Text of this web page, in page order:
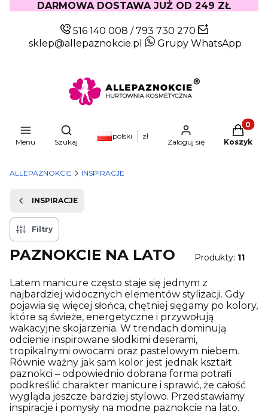
DARMOWA DOSTAWA JUŻ OD 249 ZŁ
516 140 008 /793 730 270
sklep@allepaznokcie.pl
Grupy WhatsApp
Menu
Otwórz wyszukiwarkę
Szukaj
polski zł
Zaloguj się Koszyk
ALLEPAZNOKCIE INSPIRACJE
INSPIRACJE
Filtry
PAZNOKCIE NA LATO Produkty: 11
Latem manicure często staje się jednym z
najbardziej widocznych elementów stylizacji. Gdy
pojawia się więcej słońca, chętniej sięgamy po kolory,
które są świeże, energetyczne i przywołują
wakacyjne skojarzenia. W trendach dominują
odcienie inspirowane słodkimi deserami,
tropikalnymi owocami oraz pastelowym niebem.
Równie ważny jak sam kolor jest jednak kształt
paznokci – odpowiednio dobrana forma potrafi
podkreślić charakter manicure i sprawić, że całość
wygląda jeszcze bardziej stylowo. Przedstawiamy
inspiracje i pomysły na modne paznokcie na lato.